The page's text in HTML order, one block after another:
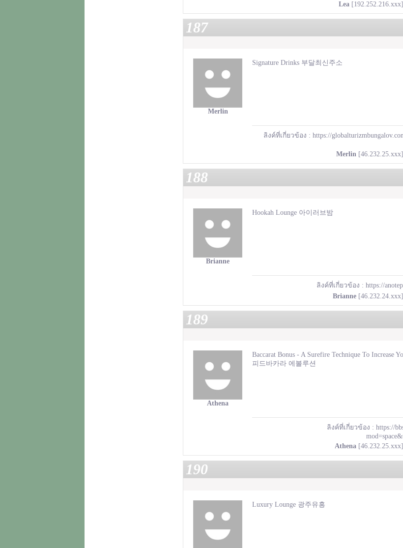
Lea
187
Merlin
Signature Drinks 부달최신주소
ลิงค์ที่เกี่ยวข้อง : https://
Merlin
188
Brianne
Hookah Lounge 아이러브밤
ลิงค์ที่เกี่ยวข้อง : https://
Brianne
189
Athena
Baccarat Bonus - A Surefire Technique To Increase
피드바카라 에볼루션
ลิงค์ที่เกี่ยวข้อง : https://
Athena
190
Luxury Lounge 광주유흥